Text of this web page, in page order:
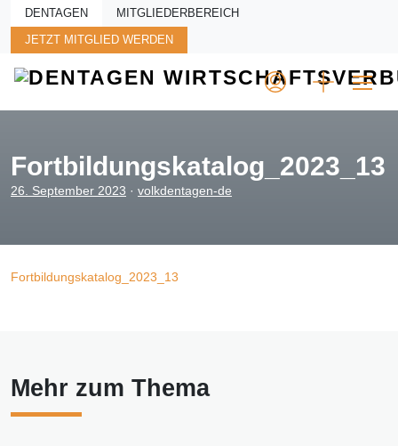
Skip to main content
DENTAGEN MITGLIEDERBEREICH
JETZT MITGLIED WERDEN
Fortbildungskatalog_2023_13
26. September 2023 · volkdentagen-de
Fortbildungskatalog_2023_13
Mehr zum Thema